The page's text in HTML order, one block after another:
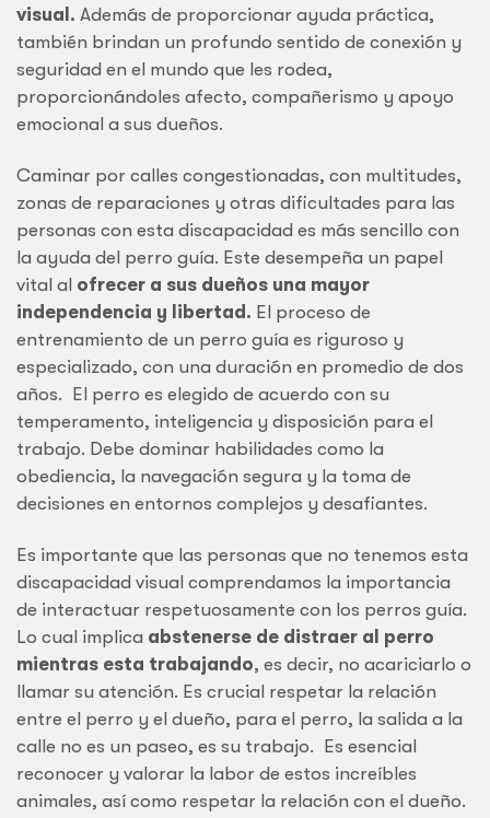
visual. Además de proporcionar ayuda práctica,
también brindan un profundo sentido de conexión y
seguridad en el mundo que les rodea,
proporcionándoles afecto, compañerismo y apoyo
emocional a sus dueños.
Caminar por calles congestionadas, con multitudes,
zonas de reparaciones y otras dificultades para las
personas con esta discapacidad es más sencillo con
la ayuda del perro guía. Este desempeña un papel
vital al ofrecer a sus dueños una mayor
independencia y libertad. El proceso de
entrenamiento de un perro guía es riguroso y
especializado, con una duración en promedio de dos
años. El perro es elegido de acuerdo con su
temperamento, inteligencia y disposición para el
trabajo. Debe dominar habilidades como la
obediencia, la navegación segura y la toma de
decisiones en entornos complejos y desafiantes.
Es importante que las personas que no tenemos esta
discapacidad visual comprendamos la importancia
de interactuar respetuosamente con los perros guía.
Lo cual implica abstenerse de distraer al perro
mientras esta trabajando, es decir, no acariciarlo o
llamar su atención. Es crucial respetar la relación
entre el perro y el dueño, para el perro, la salida a la
calle no es un paseo, es su trabajo. Es esencial
reconocer y valorar la labor de estos increíbles
animales, así como respetar la relación con el dueño.